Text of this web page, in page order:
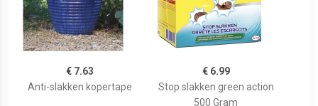
€ 7.63
Anti-slakken kopertape
€ 6.99
Stop slakken green action
500 Gram